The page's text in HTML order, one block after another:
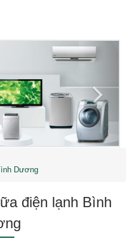
Dương
điện lạnh Bình